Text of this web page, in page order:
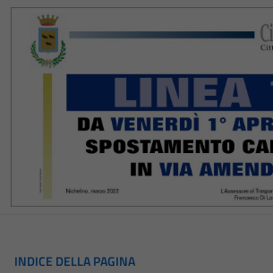
INDICE DELLA PAGINA